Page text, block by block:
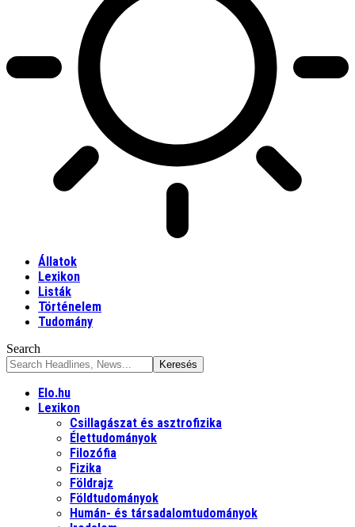
Állatok
Lexikon
Listák
Történelem
Tudomány
Search
Elo.hu
Lexikon
Csillagászat és asztrofizika
Élettudományok
Filozófia
Fizika
Földrajz
Földtudományok
Humán- és társadalomtudományok